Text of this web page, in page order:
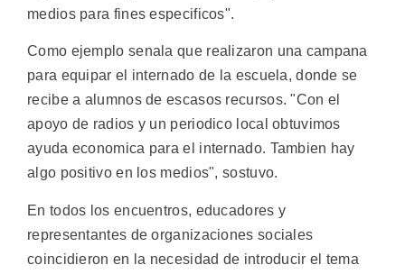
medios para fines especificos".
Como ejemplo senala que realizaron una campana
para equipar el internado de la escuela, donde se
recibe a alumnos de escasos recursos. "Con el
apoyo de radios y un periodico local obtuvimos
ayuda economica para el internado. Tambien hay
algo positivo en los medios", sostuvo.
En todos los encuentros, educadores y
representantes de organizaciones sociales
coincidieron en la necesidad de introducir el tema